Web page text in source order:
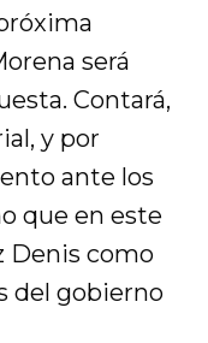
será
Contará,
y por
ante los
que en este
Denis como
del gobierno